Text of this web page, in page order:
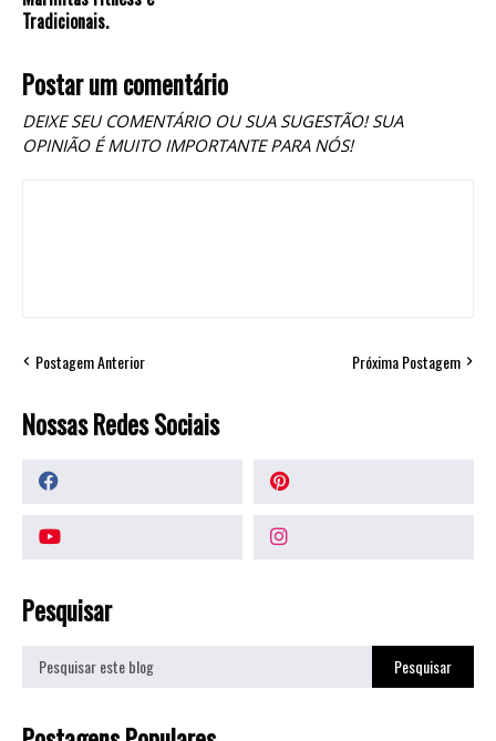
Tradicionais.
Postar um comentário
DEIXE SEU COMENTÁRIO OU SUA SUGESTÃO! SUA
OPINIÃO É MUITO IMPORTANTE PARA NÓS!
Postagem Anterior Próxima Postagem
Nossas Redes Sociais
Pesquisar